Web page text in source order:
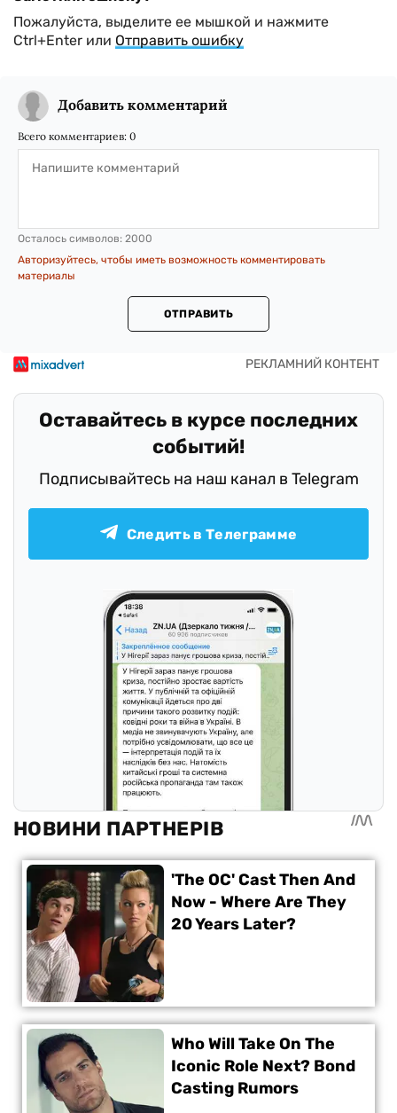
Пожалуйста, выделите ее мышкой и нажмите
Ctrl+Enter или Отправить ошибку
Добавить комментарий
Всего комментариев: 0
Осталось символов: 2000
Авторизуйтесь, чтобы иметь возможность комментировать
материалы
ОТПРАВИТЬ
Оставайтесь в курсе последних
событий!
Подписывайтесь на наш канал в Telegram
Следить в Телеграмме